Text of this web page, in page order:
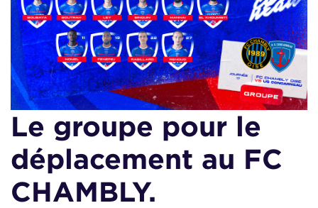
Le groupe pour le
déplacement au FC
CHAMBLY.